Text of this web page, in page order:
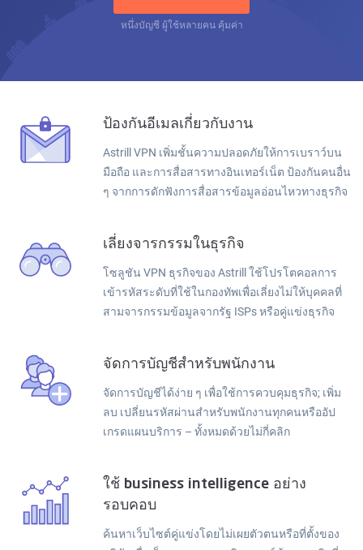
หนึ่งบัญชี ผู้ใช้หลายคน คุ้มค่า
ป้องกันอีเมลเกี่ยวกับงาน
Astrill VPN เพิ่มชั้นความปลอดภัยให้การเบราว์บน
มือถือ และการสื่อสารทางอินเทอร์เน็ต ป้องกันคนอื่น
ๆ จากการดักฟังการสื่อสารข้อมูลอ่อนไหวทางธุรกิจ
เลี่ยงจารกรรมในธุรกิจ
โซลูชัน VPN ธุรกิจของ Astrill ใช้โปรโตคอลการ
เข้ารหัสระดับที่ใช้ในกองทัพเพื่อเลี่ยงไม่ให้บุคคลที่
สามจารกรรมข้อมูลจากรัฐ ISPs หรือคู่แข่งธุรกิจ
จัดการบัญชีสำหรับพนักงาน
จัดการบัญชีได้ง่าย ๆ เพื่อใช้การควบคุมธุรกิจ; เพิ่ม
ลบ เปลี่ยนรหัสผ่านสำหรับพนักงานทุกคนหรืออัป
เกรดแผนบริการ – ทั้งหมดด้วยไม่กี่คลิก
ใช้ business intelligence อย่าง
รอบคอบ
ค้นหาเว็บไซต์คู่แข่งโดยไม่เผยตัวตนหรือที่ตั้งของ